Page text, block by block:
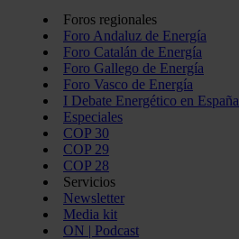
Foros regionales
Foro Andaluz de Energía
Foro Catalán de Energía
Foro Gallego de Energía
Foro Vasco de Energía
I Debate Energético en España
Especiales
COP 30
COP 29
COP 28
Servicios
Newsletter
Media kit
ON | Podcast